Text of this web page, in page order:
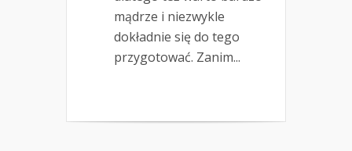
mądrze i niezwykle
dokładnie się do tego
przygotować. Zanim...